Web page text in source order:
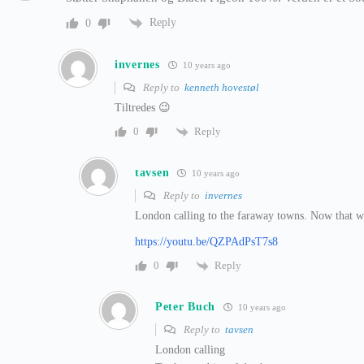
0 Reply
invernes 10 years ago
Reply to kenneth hovestøl
Tiltredes 😉
0
Reply
tavsen 10 years ago
Reply to invernes
London calling to the faraway towns. Now that
https://youtu.be/QZPAdPsT7s8
0
Reply
Peter Buch 10 years ago
Reply to tavsen
London calling